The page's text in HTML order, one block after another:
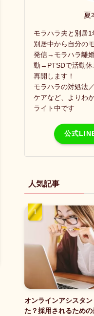
夏
モラハラ夫と別居
別居中から自分の
発信→モラハラ離
動→PTSDで活動休
再開します！
モラハラの対処法
ケアなど、よりわ
ライト中です
公式
人気記事
オンラインアシスタ
た？採用されるため